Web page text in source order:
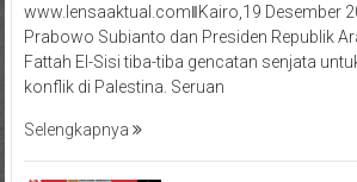
www.lensaaktual.comǁKairo,19 Desember
Prabowo Subianto dan Presiden Republik
Fattah El-Sisi tiba-tiba gencatan senjata
konflik di Palestina. Seruan
Selengkapnya